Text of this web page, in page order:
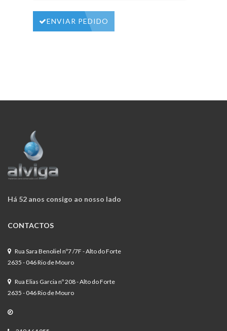
ENVIAR PEDIDO
Há 52 anos consigo ao nosso lado
CONTACTOS
Rua Sara Benoliel nº7 /7F - Alto do Forte
2635 - 046 Rio de Mouro
Rua Elias Garcia nº 208 - Alto do Forte
2635 - 046 Rio de Mouro